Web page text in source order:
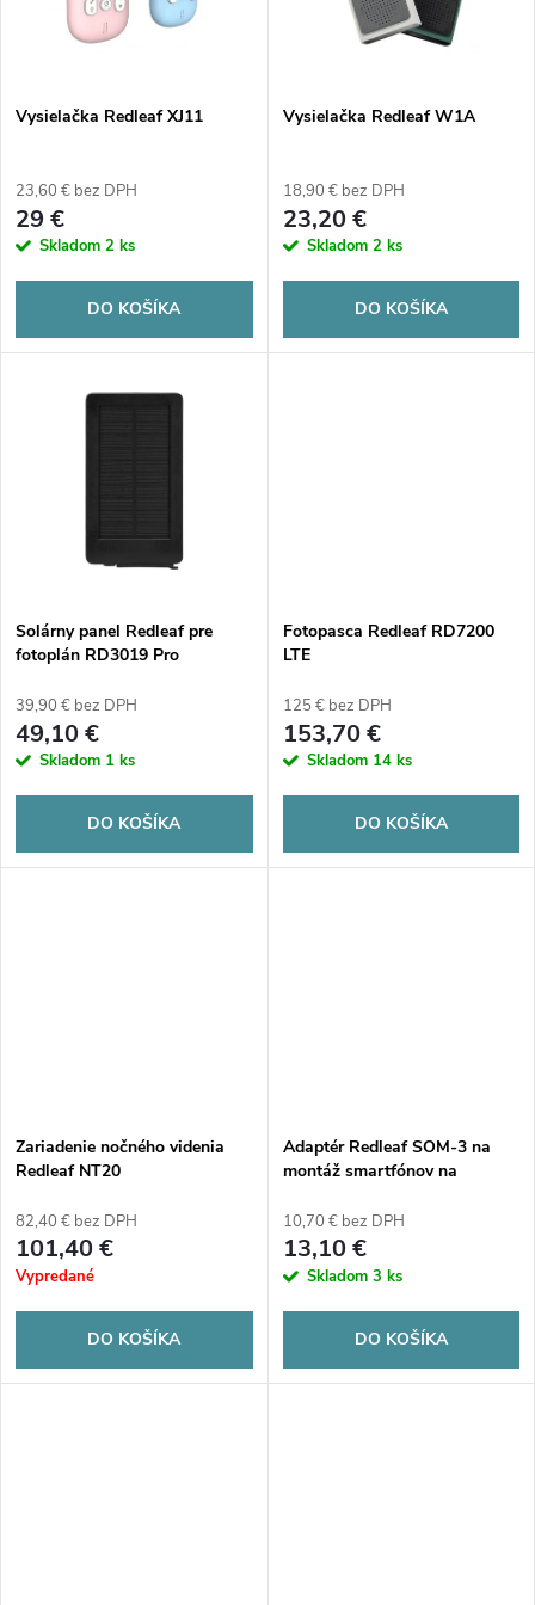
e
p
r
d
o
v
s
r
o
d
v
Vysielačka Redleaf XJ11
23,60 € bez DPH
29 €
Skladom 2 ks
DO KOŠÍKA
Vysielačka Redleaf W1A
18,90 € bez DPH
23,20 €
Skladom 2 ks
DO KOŠÍKA
Solárny panel Redleaf pre
fotoplán RD3019 Pro
39,90 € bez DPH
49,10 €
Skladom 1 ks
DO KOŠÍKA
Fotopasca Redleaf RD7200
LTE
125 € bez DPH
153,70 €
Skladom 14 ks
DO KOŠÍKA
Zariadenie nočného videnia
Redleaf NT20
82,40 € bez DPH
101,40 €
Vypredané
DO KOŠÍKA
Adaptér Redleaf SOM-3 na
montáž smartfónov na
mikroskopy
10,70 € bez DPH
13,10 €
Skladom 3 ks
DO KOŠÍKA